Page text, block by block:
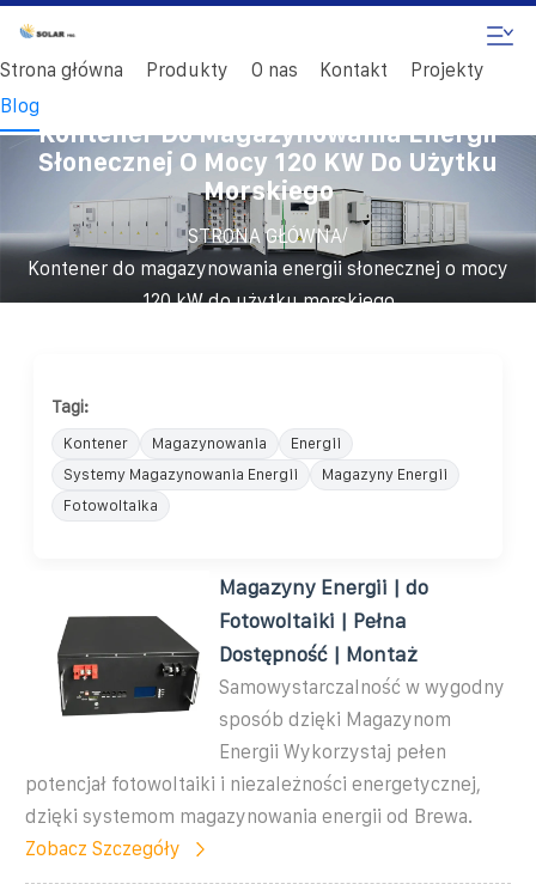
Strona główna Produkty O nas Kontakt
Projekty
Blog
Kontener Do Magazynowania Energii
Słonecznej O Mocy 120 KW Do Użytku
Morskiego
STRONA GŁÓWNA/
Kontener do magazynowania energii słonecznej o mocy
120 kW do użytku morskiego
Tagi:
Kontener Magazynowania
Energii
Systemy Magazynowania Energii
Magazyny Energii
Fotowoltaika
Magazyny Energii | do
Fotowoltaiki | Pełna
Dostępność | Montaż
Samowystarczalność w wygodny
sposób dzięki Magazynom
Energii Wykorzystaj pełen
potencjał fotowoltaiki i niezależności energetycznej,
dzięki systemom magazynowania energii od Brewa.
Zobacz Szczegóły